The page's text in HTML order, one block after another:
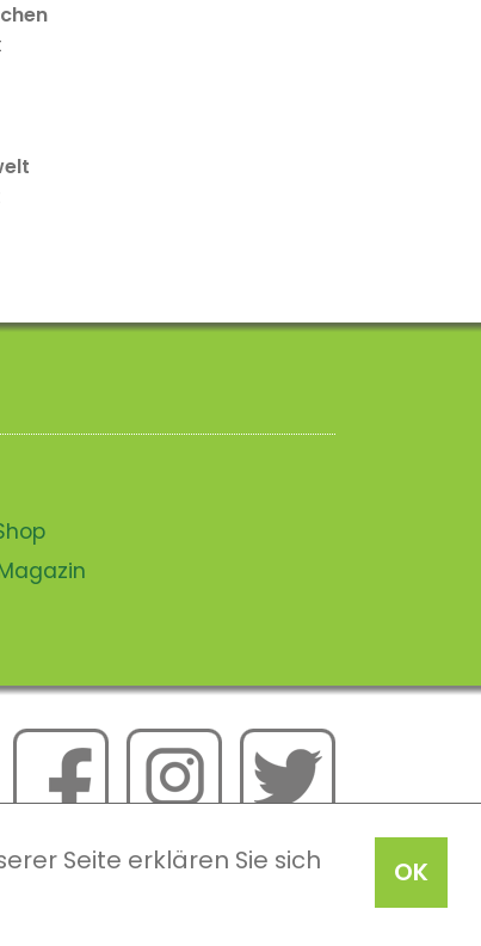
OK
Seite erklären Sie sich